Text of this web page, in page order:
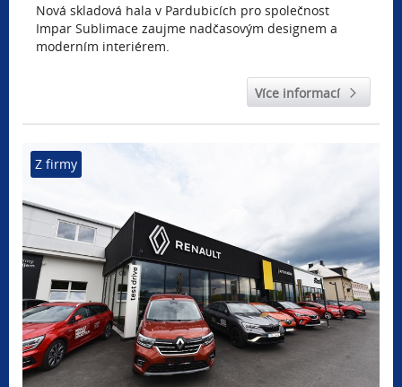
Nová skladová hala v Pardubicích pro společnost
Impar Sublimace zaujme nadčasovým designem a
moderním interiérem.
Více informací
Z firmy